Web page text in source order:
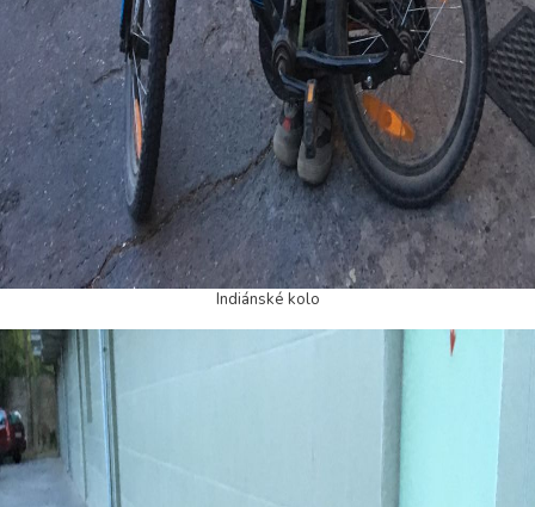
Indiánské kolo